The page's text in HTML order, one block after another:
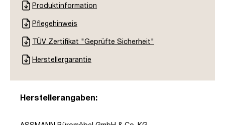
Produktinformation
Pflegehinweis
TÜV Zertifikat "Geprüfte Sicherheit"
Herstellergarantie
Herstellerangaben: